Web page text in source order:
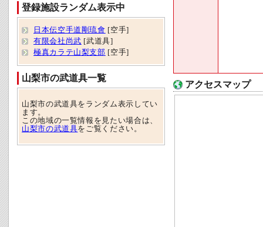
アクセスマップ
登録施設ランダム表示中
日本伝空手道剛琉會 [空手]
有限会社尚武 [武道具]
極真カラテ山梨支部 [空手]
山梨市の武道具一覧
山梨市の武道具をランダム表示してい
ます。
この地域の一覧情報を見たい場合は、
山梨市の武道具をご覧ください。